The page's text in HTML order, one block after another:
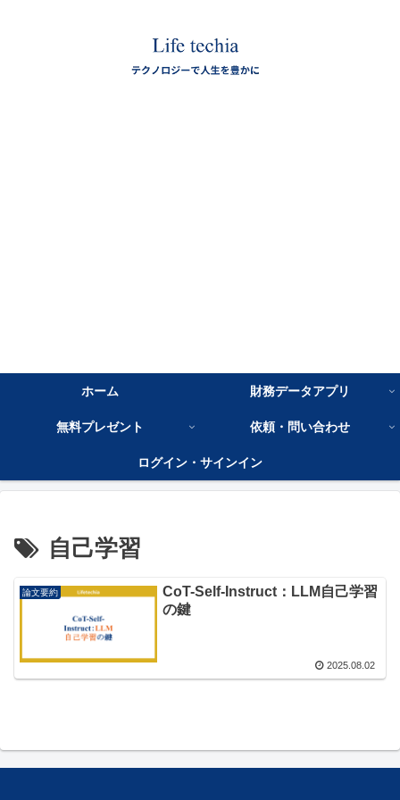
ホーム 財務データアプリ
無料プレゼント 依頼・問い合わせ
ログイン・サインイン
自己学習
論文要約
CoT-Self-Instruct：LLM自己学習
の鍵
2025.08.02